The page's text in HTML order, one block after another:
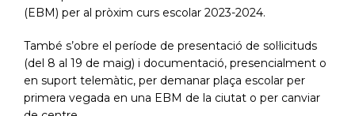
(EBM) per al pròxim curs escolar 2023-2024.
També s’obre el període de presentació de sol·licituds
(del 8 al 19 de maig) i documentació, presencialment o
en suport telemàtic, per demanar plaça escolar per
primera vegada en una EBM de la ciutat o per canviar